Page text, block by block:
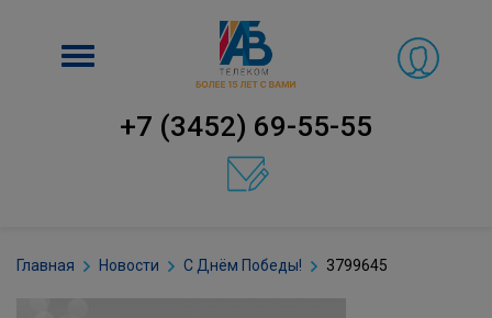
Включить
+7 (3452) 69-55-55
Главная Новости С Днём Победы! 3799645